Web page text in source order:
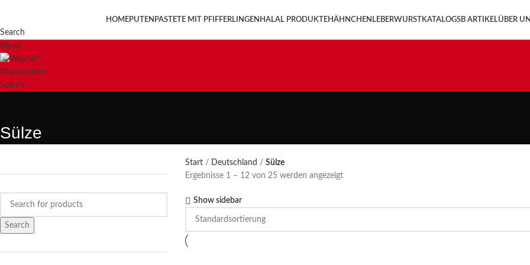
HOMEPUTENPASTETE MIT PFIFFERLINGEN HALAL PRODUKTEHÄHNCHENLEBERWURST KATALOGSB ARTIKELÜBER
Search
Menu
Search
Sülze
Search
Start Deutschland
Sülze
Ergebnisse 1 – 12 von 25 werden angezeigt
Show sidebar